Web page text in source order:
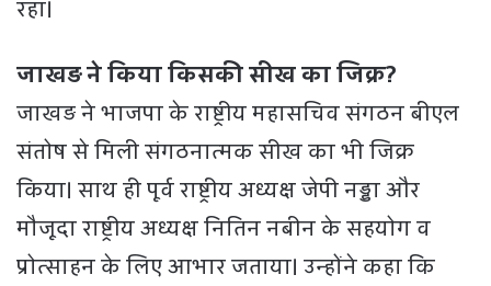
रहा।
जाखड़ ने किया किसकी सीख का जिक्र?
जाखड़ ने भाजपा के राष्ट्रीय महासचिव संगठन बीएल
संतोष से मिली संगठनात्मक सीख का भी जिक्र
किया। साथ ही पूर्व राष्ट्रीय अध्यक्ष जेपी नड्डा और
मौजूदा राष्ट्रीय अध्यक्ष नितिन नबीन के सहयोग व
प्रोत्साहन के लिए आभार जताया। उन्होंने कहा कि